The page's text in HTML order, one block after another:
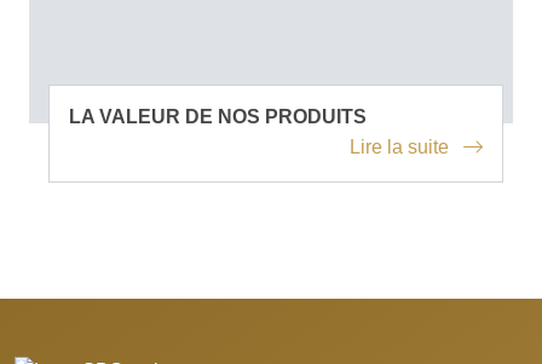
LA VALEUR DE NOS PRODUITS
Lire la suite